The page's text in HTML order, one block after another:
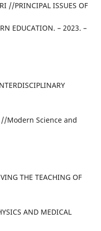
//PRINCIPAL ISSUES OF
EDUCATION. – 2023. –
//Modern Science and
THE TEACHING OF
AND MEDICAL